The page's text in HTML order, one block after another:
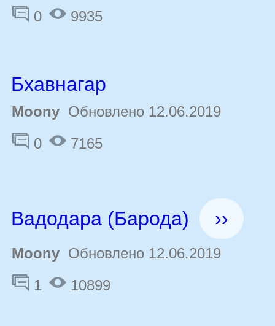
0
9935
Бхавнагар
Moony Обновлено 12.06.2019
0
7165
Вадодара (Барода) ››
Moony Обновлено 12.06.2019
1
10899